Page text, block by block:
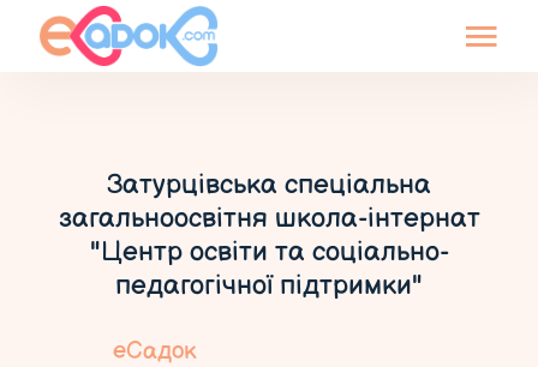
Затурцівська спеціальна
загальноосвітня школа-інтернат
"Центр освіти та соціально-
педагогічної підтримки"
еСадок